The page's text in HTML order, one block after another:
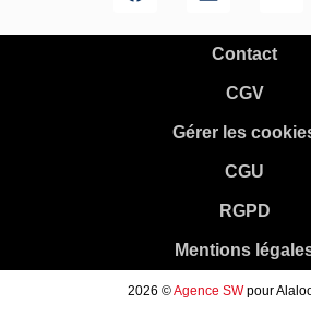
Contact
CGV
Gérer les
CGU
RGPD
Mentions
2026 ©Agence SWpour